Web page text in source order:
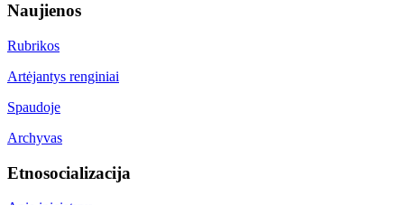
Naujienos
Rubrikos
Artėjantys renginiai
Spaudoje
Archyvas
Etnosocializacija